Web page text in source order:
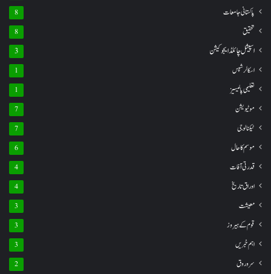
پاکستانی جامعات 8
تحقیق 8
اسپیشل چائلڈ ایجوکیشن 3
اسکالرشپس 1
تعلیمی پالیسیز 1
موٹیویشن 7
ٹیکنالوجی 7
موسم کا حال 6
قدرتی آفات 4
اوراق تاریخ 4
معیشت 3
قوم کے ہیروز 3
اہم خبریں 3
سروروق 2